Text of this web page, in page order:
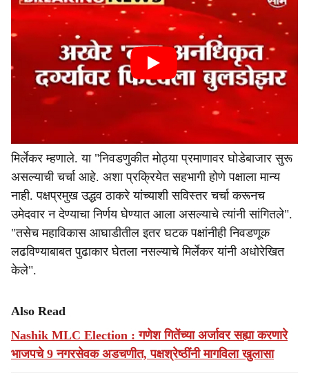
मिर्लेकर म्हणाले. या "निवडणुकीत मोठ्या प्रमाणावर घोडेबाजार सुरू
असल्याची चर्चा आहे. अशा प्रक्रियेत सहभागी होणे पक्षाला मान्य
नाही. पक्षप्रमुख उद्धव ठाकरे यांच्याशी सविस्तर चर्चा करूनच
उमेदवार न देण्याचा निर्णय घेण्यात आला असल्याचे त्यांनी सांगितले".
"तसेच महाविकास आघाडीतील इतर घटक पक्षांनीही निवडणूक
लढविण्याबाबत पुढाकार घेतला नसल्याचे मिर्लेकर यांनी अधोरेखित
केले".
Also Read
Nashik MLC Election : गणेश गितेंच्या अर्जावर सह्या करणारे
भाजपचे 9 नगरसेवक अडचणीत, पक्षश्रेष्ठींनी मागविला खुलासा